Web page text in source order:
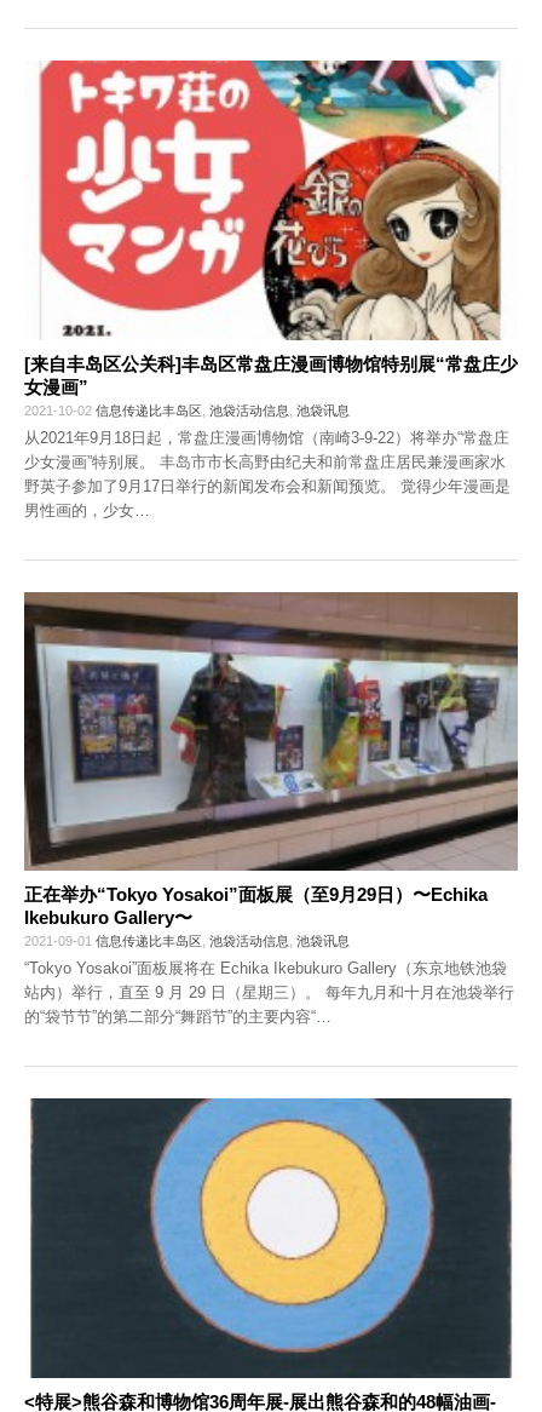
[来自丰岛区公关科]丰岛区常盘庄漫画博物馆特别展“常盘庄少
女漫画”
2021-10-02 信息传递比丰岛区 池袋活动信息 池袋讯息
从2021年9月18日起，常盘庄漫画博物馆（南崎3-9-22）将举办“常盘庄
少女漫画”特别展。 丰岛市市长高野由纪夫和前常盘庄居民兼漫画家水
野英子参加了9月17日举行的新闻发布会和新闻预览。 觉得少年漫画是
男性画的，少女
正在举办“Tokyo Yosakoi”面板展（至9月29日）〜Echika
Ikebukuro Gallery〜
2021-09-01 信息传递比丰岛区 池袋活动信息 池袋讯息
“Tokyo Yosakoi”面板展将在 Echika Ikebukuro Gallery（东京地铁池袋
站内）举行，直至 9 月 29 日（星期三）。 每年九月和十月在池袋举行
的“袋节节”的第二部分“舞蹈节”的主要内容“…
<特展>熊谷森和博物馆36周年展-展出熊谷森和的48幅油画-